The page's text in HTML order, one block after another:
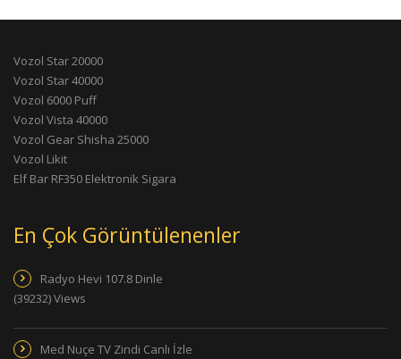
Vozol Star 20000
Vozol Star 40000
Vozol 6000 Puff
Vozol Vista 40000
Vozol Gear Shisha 25000
Vozol Likit
Elf Bar RF350 Elektronik Sigara
En Çok Görüntülenenler
Radyo Hevi 107.8 Dinle
(39232) Views
Med Nuçe TV Zindi Canlı İzle